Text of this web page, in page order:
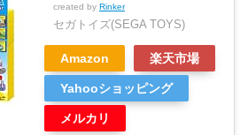
created by Rinker
セガトイズ(SEGA TOYS)
Amazon 楽天市場
Yahooショッピング
メルカリ